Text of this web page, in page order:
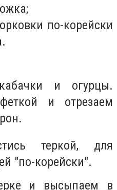
по-корейски
и огурцы.
и отрезаем
теркой, для
"по-корейски".
и высыпаем в